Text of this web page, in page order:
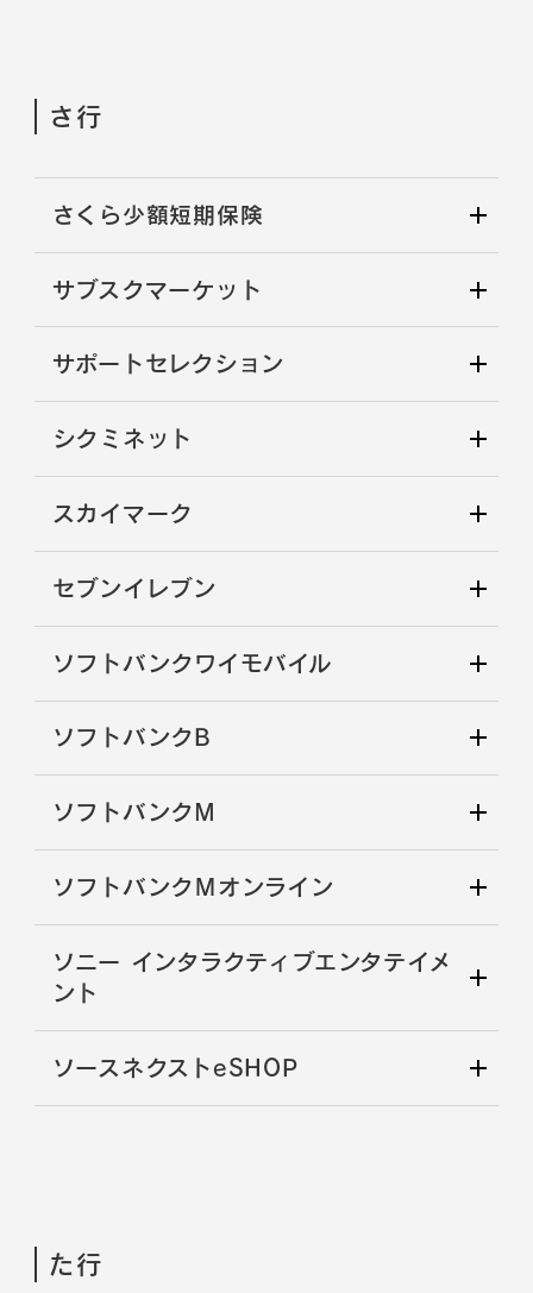
さ行
さくら少額短期保険
サブスクマーケット
サポートセレクション
シクミネット
スカイマーク
セブンイレブン
ソフトバンクワイモバイル
ソフトバンクB
ソフトバンクM
ソフトバンクＭオンライン
ソニー インタラクティブエンタテイメ
ント
ソースネクストeSHOP
た行